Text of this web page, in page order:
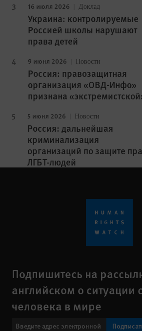
16 июля 2026 Доклад
Украина: контролируемые
Россией школы нарушают
права детей
9 июня 2026 Новости
Россия: правозащитная
организация «ОВД-Инфо»
признана
5 июня 2026 Новости
Россия: дальнейшая
криминализация
организаций по защите
ЛГБТ-людей
Подпишитесь на
английском о ситуации
человека в мире